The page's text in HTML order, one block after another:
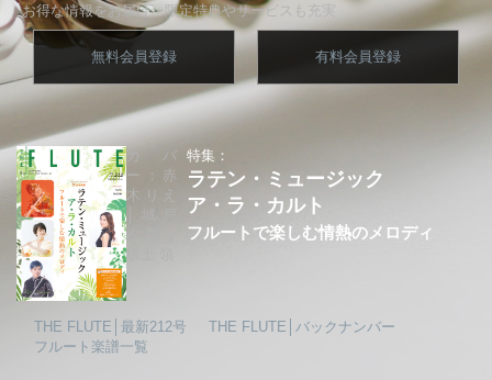
お得な情報をお届け、限定特典やサービスも充実
無料会員登録 有料会員登録
特集：
ラテン・ミュージック
ア・ラ・カルト
フルートで楽しむ情熱のメロディ
カバ
ー：赤
木りえ
THE FLUTE│最新212号
THE FLUTE│バックナンバー
フルート楽譜一覧